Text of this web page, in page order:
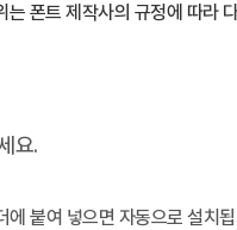
폰트 제작사의 규정에 따라
요.
붙여 넣으면 자동으로 설치